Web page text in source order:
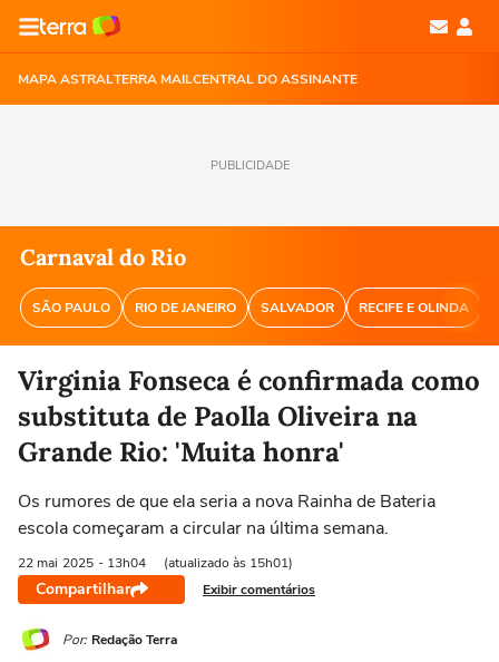
MAPA ASTRALTERRA MAILCENTRAL DO ASSINANTE
PUBLICIDADE
Carnaval do Rio
SÃO PAULO RIO DE JANEIRO SALVADOR RECIFE E OLINDA
Virginia Fonseca é confirmada como
substituta de Paolla Oliveira na
Grande Rio: 'Muita honra'
Os rumores de que ela seria a nova Rainha de Bateria
escola começaram a circular na última semana.
22 mai 2025 - 13h04 (atualizado às 15h01)
Compartilhar Exibir comentários
Por: Redação Terra